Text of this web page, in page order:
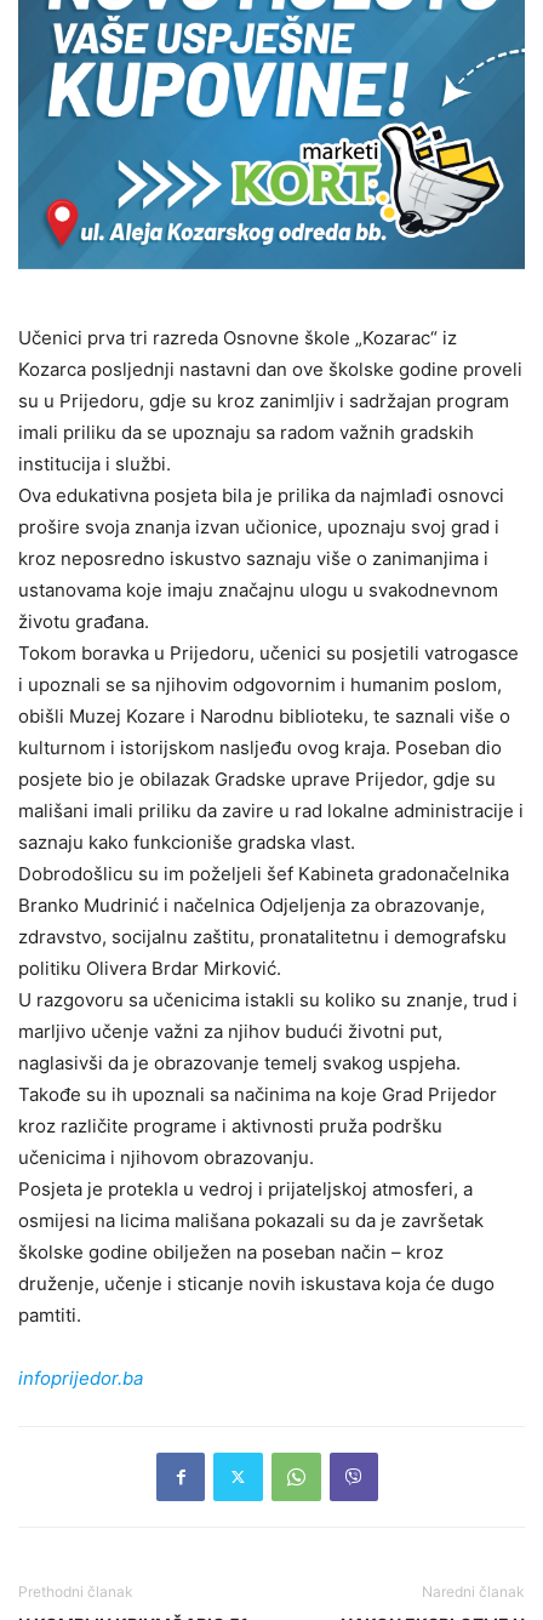
Učenici prva tri razreda Osnovne škole „Kozarac“ iz
Kozarca posljednji nastavni dan ove školske godine proveli
su u Prijedoru, gdje su kroz zanimljiv i sadržajan program
imali priliku da se upoznaju sa radom važnih gradskih
institucija i službi.
Ova edukativna posjeta bila je prilika da najmlađi osnovci
prošire svoja znanja izvan učionice, upoznaju svoj grad i
kroz neposredno iskustvo saznaju više o zanimanjima i
ustanovama koje imaju značajnu ulogu u svakodnevnom
životu građana.
Tokom boravka u Prijedoru, učenici su posjetili vatrogasce
i upoznali se sa njihovim odgovornim i humanim poslom,
obišli Muzej Kozare i Narodnu biblioteku, te saznali više o
kulturnom i istorijskom nasljeđu ovog kraja. Poseban dio
posjete bio je obilazak Gradske uprave Prijedor, gdje su
mališani imali priliku da zavire u rad lokalne administracije i
saznaju kako funkcioniše gradska vlast.
Dobrodošlicu su im poželjeli šef Kabineta gradonačelnika
Branko Mudrinić i načelnica Odjeljenja za obrazovanje,
zdravstvo, socijalnu zaštitu, pronatalitetnu i demografsku
politiku Olivera Brdar Mirković.
U razgovoru sa učenicima istakli su koliko su znanje, trud i
marljivo učenje važni za njihov budući životni put,
naglasivši da je obrazovanje temelj svakog uspjeha.
Takođe su ih upoznali sa načinima na koje Grad Prijedor
kroz različite programe i aktivnosti pruža podršku
učenicima i njihovom obrazovanju.
Posjeta je protekla u vedroj i prijateljskoj atmosferi, a
osmijesi na licima mališana pokazali su da je završetak
školske godine obilježen na poseban način – kroz
druženje, učenje i sticanje novih iskustava koja će dugo
pamtiti.
infoprijedor.ba
Prethodni članak Naredni članak